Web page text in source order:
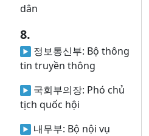
dân
8.
정보통신부: Bộ thông
tin truyền thông
국회부의장: Phó chủ
tịch quốc hội
내무부: Bộ nội vụ